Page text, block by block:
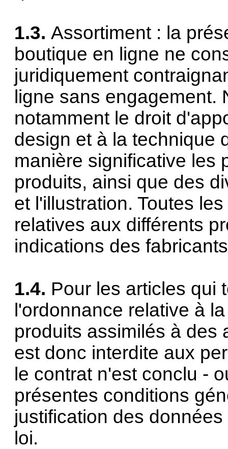
1.3. Assortiment : la
boutique en ligne ne
juridiquement
ligne sans engagement.
notamment le droit
design et à la technique
manière significative les
produits, ainsi que des
et l'illustration. Toutes
relatives aux différents
indications des
1.4. Pour les articles qui
l'ordonnance relative à
produits assimilés à des
est donc interdite aux
le contrat n'est conclu -
présentes conditions
justification des
loi.